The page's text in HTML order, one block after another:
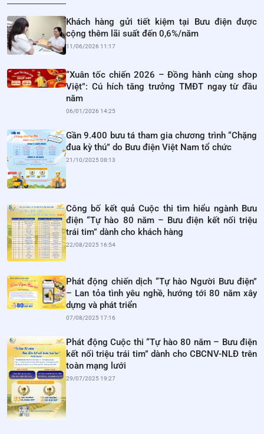
Khách hàng gửi tiết kiệm tại Bưu điện được
cộng thêm lãi suất đến 0,6%/năm
11/06/2026 11:17
“Xuân tốc chiến 2026 – Đồng hành cùng shop
Việt”: Cú hích tăng trưởng TMĐT ngay từ đầu
năm
06/01/2026 14:25
Gần 9.400 bưu tá tham gia chương trình “Chặng
đua kỳ thú” do Bưu điện Việt Nam tổ chức
21/10/2025 08:13
Công bố kết quả Cuộc thi tìm hiểu ngành Bưu
điện “Tự hào 80 năm – Bưu điện kết nối triệu
trái tim” dành cho khách hàng
22/08/2025 16:54
Phát động chiến dịch “Tự hào Người Bưu điện”
– Lan tỏa tình yêu nghề, hướng tới 80 năm xây
dựng và phát triển
07/08/2025 17:16
Phát động Cuộc thi “Tự hào 80 năm – Bưu điện
kết nối triệu trái tim” dành cho CBCNV-NLĐ trên
toàn mạng lưới
29/07/2025 19:27